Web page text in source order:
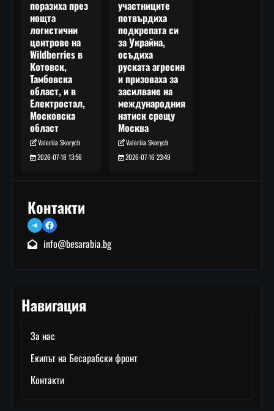
поразиха през
нощта
логистични
центрове на
Wildberries в
Котовск,
Тамбовска
област, и в
Електростал,
Московска
област
Valeriia Skorych
2026-07-18 13:56
участниците
потвърдиха
подкрепата си
за Украйна,
осъдиха
руската агресия
и призоваха за
засилване на
международния
натиск срещу
Москва
Valeriia Skorych
2026-07-16 23:49
Контакти
TelegramFacebook
info@besarabia.bg
Навигация
За нас
Екипът на Бесарабски фронт
Контакти